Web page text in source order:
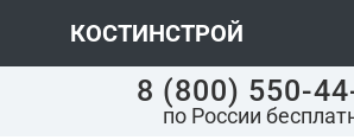
КОСТИНСТРОЙ
8 (800) 550-
по России